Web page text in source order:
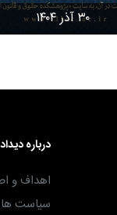
۳۰ آذر ۱۴۰۴
درباره دیداد
اهداف و
سیاست ها